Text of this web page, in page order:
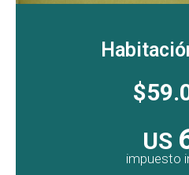
US
impuesto